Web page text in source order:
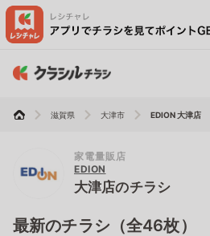
滋賀県 大津市 EDION 大津店
家電量販店
EDION
大津店のチラシ
最新のチラシ（全46枚）